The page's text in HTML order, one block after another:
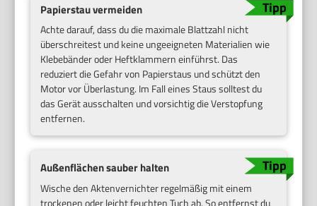
Papierstau vermeiden
Achte darauf, dass du die maximale Blattzahl nicht
überschreitest und keine ungeeigneten Materialien wie
Klebebänder oder Heftklammern einführst. Das
reduziert die Gefahr von Papierstaus und schützt den
Motor vor Überlastung. Im Fall eines Staus solltest du
das Gerät ausschalten und vorsichtig die Verstopfung
entfernen.
Außenflächen sauber halten
Wische den Aktenvernichter regelmäßig mit einem
trockenen oder leicht feuchten Tuch ab. So entfernst du